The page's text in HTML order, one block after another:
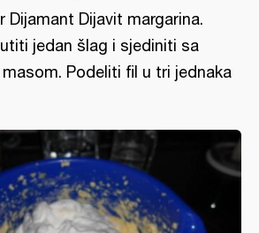
Dijamant Dijavit margarina.
jedan šlag i sjediniti sa
Podeliti fil u tri jednaka